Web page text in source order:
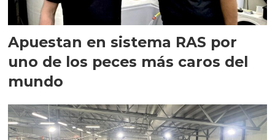
Apuestan en sistema RAS por
uno de los peces más caros del
mundo